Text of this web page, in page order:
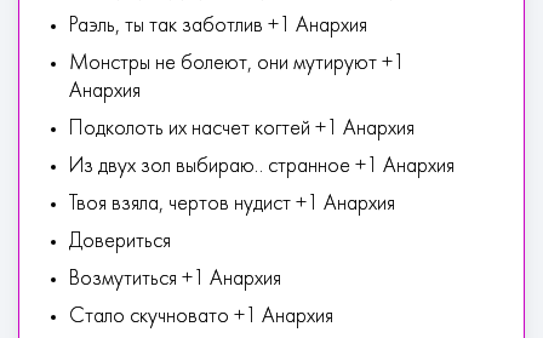
Раэль, ты так заботлив +1 Анархия
Монстры не болеют, они мутируют +1
Анархия
Подколоть их насчет когтей +1 Анархия
Из двух зол выбираю.. странное +1 Анархия
Твоя взяла, чертов нудист +1 Анархия
Довериться
Возмутиться +1 Анархия
Стало скучновато +1 Анархия